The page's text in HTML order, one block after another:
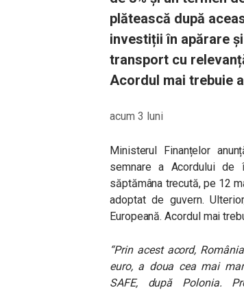
plătească după
investiții în apărare
transport cu
Acordul mai trebuie
acum 3 luni
Ministerul Finanțelor
semnare a Acordului de
săptămâna trecută, pe 12
adoptat de guvern.
Europeană. Acordul mai
“Prin acest acord,
euro, a doua cea mai
SAFE, după Polonia.